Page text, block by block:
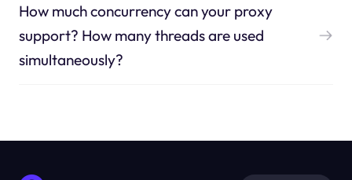
How much concurrency can your proxy
support? How many threads are used
simultaneously?